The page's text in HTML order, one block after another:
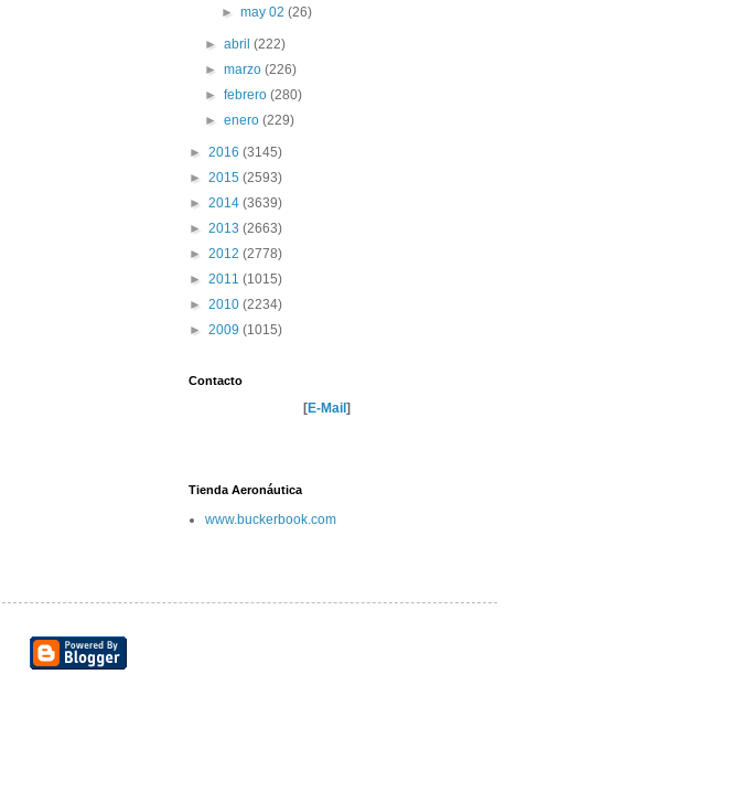
► may 02 (26)
►abril(222)
►marzo(226)
►febrero(280)
►enero(229)
► 2016 (3145)
► 2015 (2593)
► 2014 (3639)
► 2013 (2663)
► 2012 (2778)
► 2011 (1015)
► 2010 (2234)
► 2009 (1015)
Contacto
[E-Mail ]
Tienda Aeronáutica
www.buckerbook.com